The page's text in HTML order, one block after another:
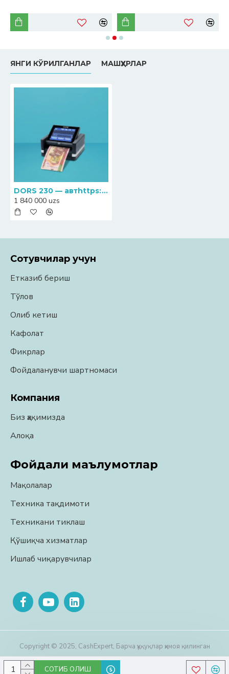
СОТИБ ОЛИШ
ЯНГИ КЎРИЛГАНЛАР МАШҲУРЛАР
DORS 230 — автhttps://cashexpert.uz/admin/#tab-dataоматик мультивалюта банкнот детектори
1 840 000 uzs
Сотувчилар учун
Етказиб бериш
Тўлов
Олиб кетиш
Кафолат
Фикрлар
Фойдаланувчи шартномаси
Компания
Биз ҳақимизда
Алоқа
Фойдали маълумотлар
Мақолалар
Техника тақдимоти
Техникани тиклаш
Қўшиқча хизматлар
Ишлаб чиқарувчилар
Copyright © 2025, CashExpert, Барча ҳуқуқлар ҳимоя қилинган